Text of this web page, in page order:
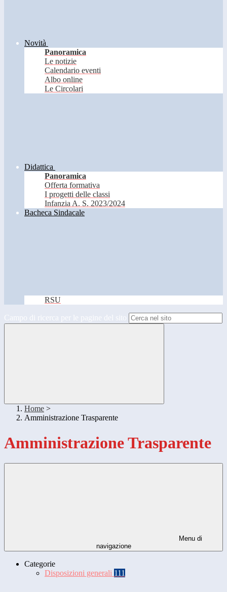
Novità
Panoramica
Le notizie
Calendario eventi
Albo online
Le Circolari
Didattica
Panoramica
Offerta formativa
I progetti delle classi
Infanzia A. S. 2023/2024
Bacheca Sindacale
RSU
Campo di ricerca per le pagine del sito
Home >
Amministrazione Trasparente
Amministrazione Trasparente
Menu di
navigazione
Categorie
Disposizioni generali 111